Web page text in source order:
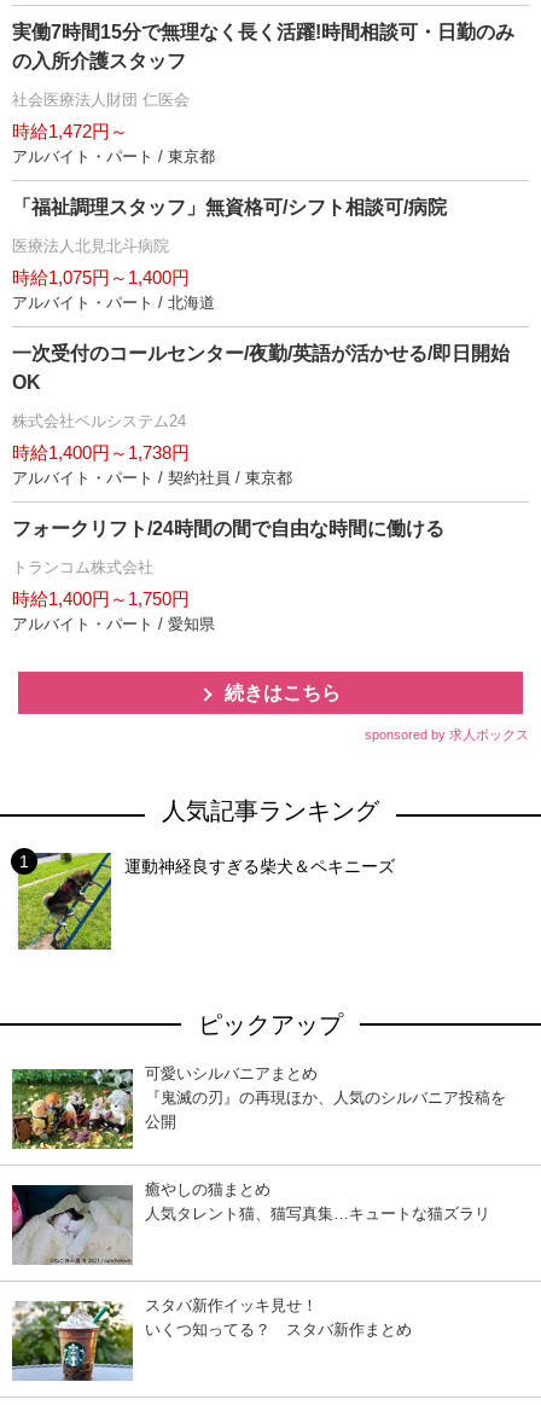
実働7時間15分で無理なく長く活躍!時間相談可・日勤のみ
の入所介護スタッフ
社会医療法人財団 仁医会
時給1,472円～
アルバイト・パート / 東京都
「福祉調理スタッフ」無資格可/シフト相談可/病院
医療法人北見北斗病院
時給1,075円～1,400円
アルバイト・パート / 北海道
一次受付のコールセンター/夜勤/英語が活かせる/即日開始
OK
株式会社ベルシステム24
時給1,400円～1,738円
アルバイト・パート / 契約社員 / 東京都
フォークリフト/24時間の間で自由な時間に働ける
トランコム株式会社
時給1,400円～1,750円
アルバイト・パート / 愛知県
続きはこちら
sponsored by 求人ボックス
人気記事ランキング
運動神経良すぎる柴犬＆ペキニーズ
ピックアップ
可愛いシルバニアまとめ
『鬼滅の刃』の再現ほか、人気のシルバニア投稿を
公開
癒やしの猫まとめ
人気タレント猫、猫写真集…キュートな猫ズラリ
スタバ新作イッキ見せ！
いくつ知ってる？ スタバ新作まとめ